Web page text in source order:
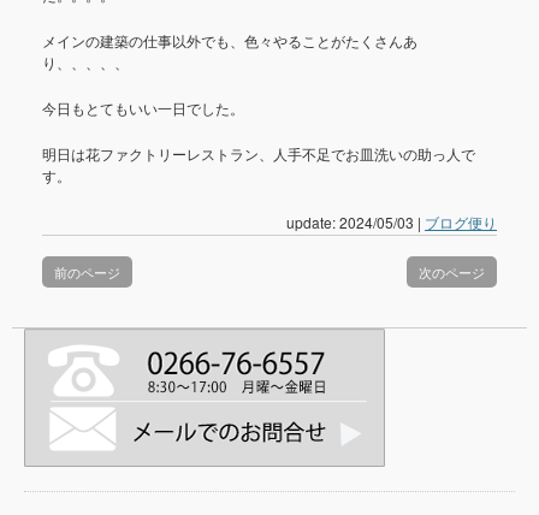
メインの建築の仕事以外でも、色々やることがたくさんあ
り、、、、、
今日もとてもいい一日でした。
明日は花ファクトリーレストラン、人手不足でお皿洗いの助っ人で
す。
update: 2024/05/03 | ブログ便り
前のページ 次のページ